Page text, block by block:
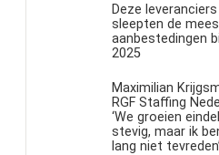
Deze leveranciers
sleepten de
aanbestedingen
2025
Maximilian
RGF Staffing
‘We groeien
stevig, maar ik
lang niet tevreden’